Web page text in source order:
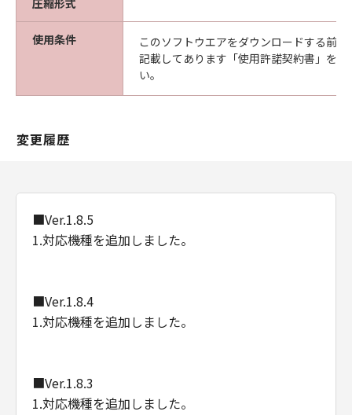
圧縮形式
使用条件
このソフトウエアをダウンロードする前
記載してあります「使用許諾契約書」を
い。
変更履歴
■Ver.1.8.5
1.対応機種を追加しました。
■Ver.1.8.4
1.対応機種を追加しました。
■Ver.1.8.3
1.対応機種を追加しました。